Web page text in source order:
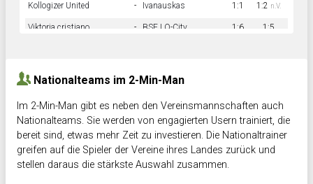
Kollogizer United - Ivanauskas 1:1 1:2 n.V.
Viktoria cristiano - BSF LO-City 1:6 1:5
Nationalteams im 2-Min-Man
Im 2-Min-Man gibt es neben den Vereinsmannschaften auch
Nationalteams. Sie werden von engagierten Usern trainiert, die
bereit sind, etwas mehr Zeit zu investieren. Die Nationaltrainer
greifen auf die Spieler der Vereine ihres Landes zurück und
stellen daraus die stärkste Auswahl zusammen.